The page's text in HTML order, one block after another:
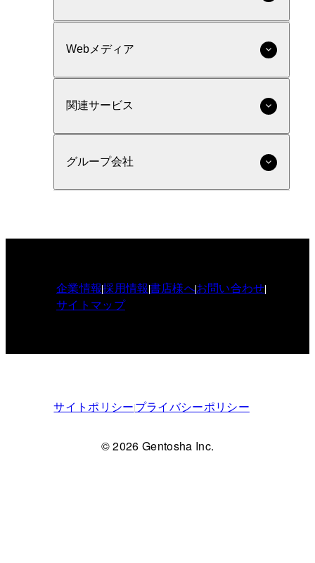
Webメディア
関連サービス
グループ会社
企業情報採用情報書店様へお問い合わせ
サイトマップ
サイトポリシープライバシーポリシー
© 2026 Gentosha Inc.